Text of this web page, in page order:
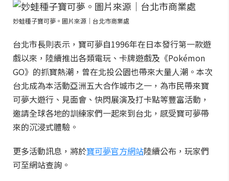
妙蛙種子寶可夢。圖片來源｜台北市商業處
台北市長則表示，寶可夢自1996年在日本發行第一款遊
戲以來，陸續推出各類電玩、卡牌遊戲及《Pokémon
GO》的抓寶熱潮，曾在北投公園也帶來大量人潮。本次
台北成為本活動亞洲五大合作城市之一，為市民帶來寶
可夢大遊行、見面會、快閃展演及打卡點等豐富活動，
邀請全球各地的訓練家們一起來到台北，感受寶可夢帶
來的沉浸式體驗。
更多活動訊息，將於寶可夢官方網站陸續公布，玩家們
可至網站查詢。